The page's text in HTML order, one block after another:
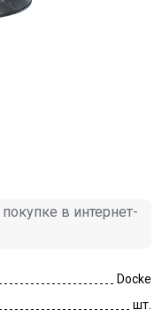
в интернет-
Docke
шт.